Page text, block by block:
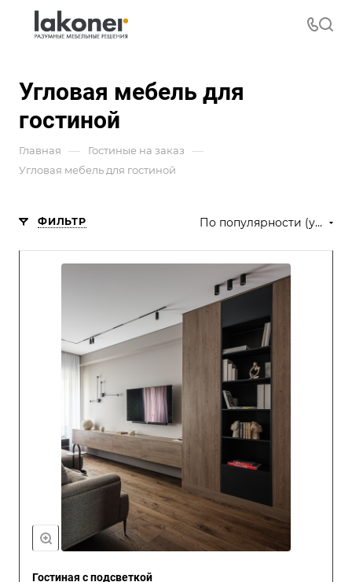
Угловая мебель для
гостиной
Главная — Гостиные на заказ —
Угловая мебель для гостиной
ФИЛЬТР По популярности (убывание)
Гостиная с подсветкой